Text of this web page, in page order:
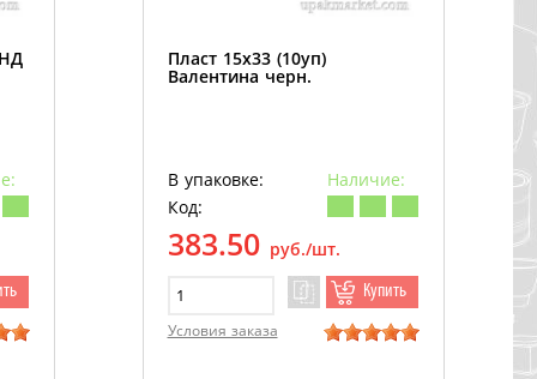
Пласт 15х33 (10уп)
Валентина черн.
В упаковке:
Наличие:
Код:
383.50 руб./шт.
Купить
Условия заказа